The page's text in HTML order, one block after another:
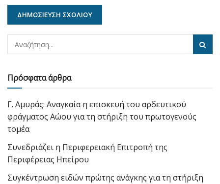
Πρόσφατα άρθρα
Γ. Αμυράς: Αναγκαία η επισκευή του αρδευτικού
φράγματος Αώου για τη στήριξη του πρωτογενούς
τομέα
Συνεδριάζει η Περιφερειακή Επιτροπή της
Περιφέρειας Ηπείρου
Συγκέντρωση ειδών πρώτης ανάγκης για τη στήριξη